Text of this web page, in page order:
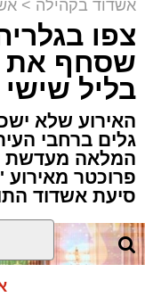
אשדוד בקהילה >
צפו
שסחף את
בליל שישי
האירוע שלא
גלים ברחבי
המלאה מעדשת
פרוכטר
סיעת אשדוד